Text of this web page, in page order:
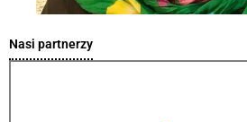
Nasi partnerzy